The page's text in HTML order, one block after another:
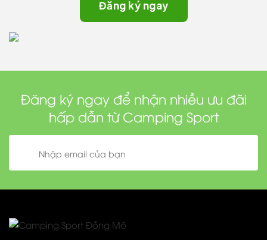
Đăng ký ngay để nhận nhiều ưu đãi
hấp dẫn từ Camping Sport